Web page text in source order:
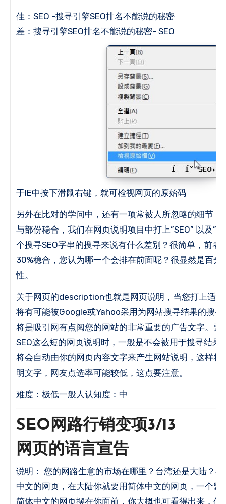
佳：SEO -搜寻引擎SEO排名不能说的秘密
差：搜寻引擎SEO排名不能说的秘密- SEO
于IE中按下滑鼠右键，就可检视网页的原始码
另外在比对的学问中，还有一项常被人所忽略的细节，
与部份稳合，我们在网页说明项目中打上”SEO” 以及
个搜寻SEO字串的搜寻来说有什么差别？很简单，前者
30%稳合，您认为哪一个会排在前面呢？很显然是百分
性。
关于网页的description也就是网页说明，当您打上适
将有可能被Google或Yahoo采用为网站搜寻结果的搜
将是吸引网有点阅您的网站的非常重要的广告文字。要
SEO这么短的网页说明时，一般是不会被用于搜寻结果
将会自动由你的网页内容文字来产生网站说明，这样将
明文字，网友点选率可能较低，这点要注意。
难度：极低一般人认知度：中
SEO网路行销变项3/13
网页的语言宣告
说明： 您的网路生意的市场在哪里？ 台湾还是大陆？在
中文的网页，在大陆你就要用简体中文的网页，一个繁
简体中文的网页摆在你面前，你大概也可看得出来，但